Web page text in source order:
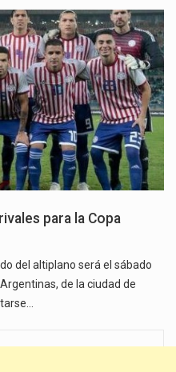
para la Copa
del altiplano será el sábado
de la ciudad de